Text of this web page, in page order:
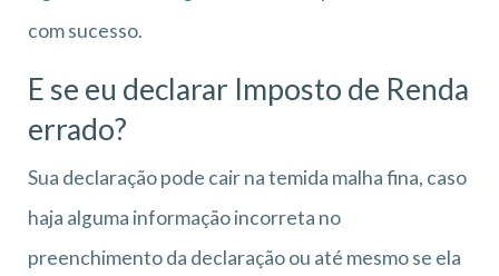
com sucesso.
E se eu declarar Imposto de Renda
errado?
Sua declaração pode cair na temida malha fina, caso
haja alguma informação incorreta no
preenchimento da declaração ou até mesmo se ela